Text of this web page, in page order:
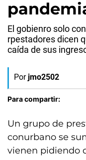
El gobienro solo
rpestadores dicen
caída de sus
Por jmo2502
Para compartir:
Un grupo de
conurbano se
vienen pidiendo